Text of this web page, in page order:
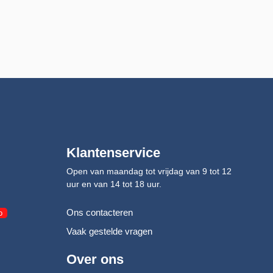
Klantenservice
Open van maandag tot vrijdag van 9 tot 12
uur en van 14 tot 18 uur.
Ons contacteren
Vaak gestelde vragen
Over ons